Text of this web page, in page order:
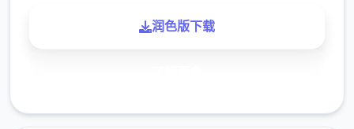
润色版下载